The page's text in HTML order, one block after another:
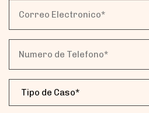
(Obligatorio)
Telefono*
(Obligatorio)
Tipo
de